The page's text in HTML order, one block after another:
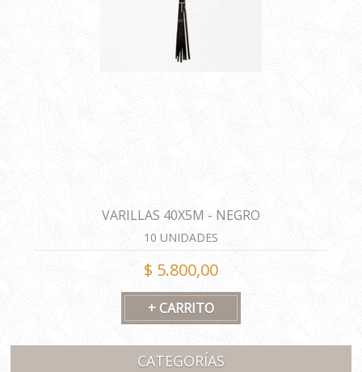
VARILLAS 40X5M - NEGRO
10 UNIDADES
$ 5.800,00
CATEGORÍAS